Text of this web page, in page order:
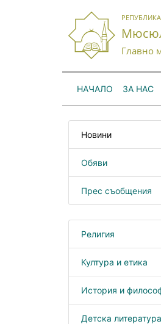
Главно
НАЧАЛО ЗА НАС
Новини
Обяви
Прес съобщения
Религия
Култура и етика
История и
Детска литература